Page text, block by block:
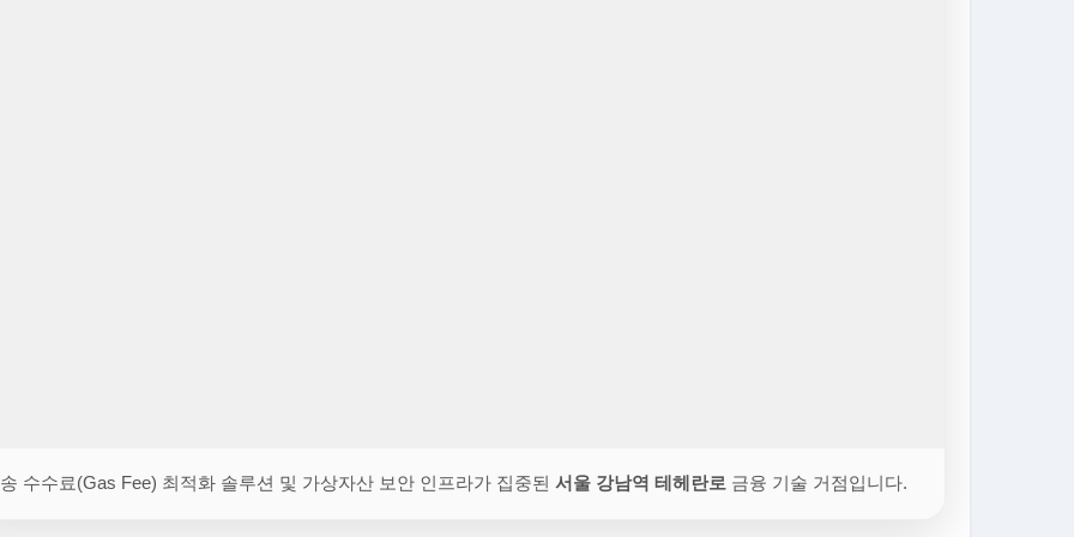
수수료(Gas Fee) 최적화 솔루션 및 가상자산 보안 인프라가 집중된 서울 강남역 테헤란로 금융 기술 거점입니다.